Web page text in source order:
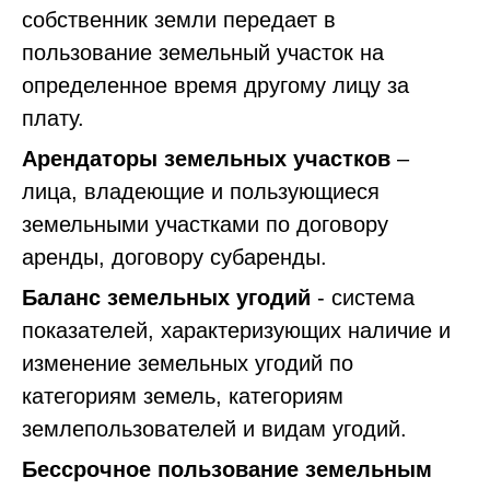
собственник земли передает в
пользование земельный участок на
определенное время другому лицу за
плату.
Арендаторы земельных участков –
лица, владеющие и пользующиеся
земельными участками по договору
аренды, договору субаренды.
Баланс земельных угодий - система
показателей, характеризующих наличие и
изменение земельных угодий по
категориям земель, категориям
землепользователей и видам угодий.
Бессрочное пользование земельным